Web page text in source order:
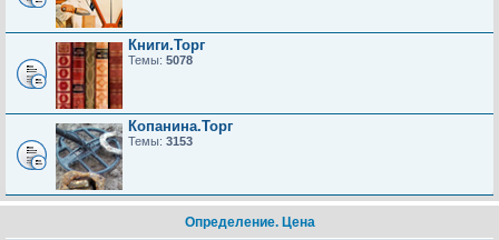
Книги.Торг
Темы: 5078
Копанина.Торг
Темы: 3153
Определение. Цена